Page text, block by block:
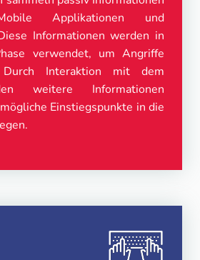
Applikationen und
Informationen werden in
verwendet, um Angriffe
Durch Interaktion mit dem
weitere Informationen
Einstiegspunkte in die